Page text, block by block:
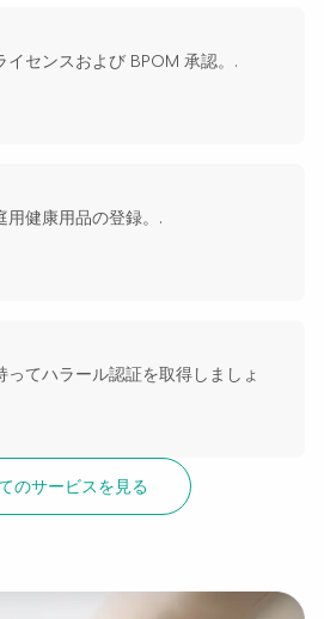
センスおよび BPOM 承認。.
健康用品の登録。.
てハラール認証を取得しましょ
のサービスを見る